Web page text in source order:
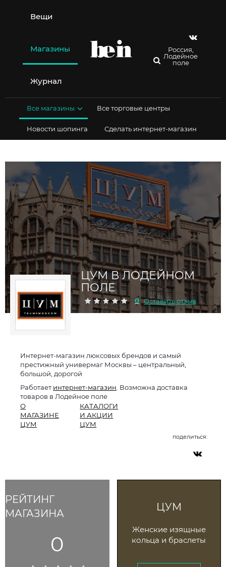
содержимому
Вещи
Магазины
Журнал
Россия,
Лодейное
поле
Все магазины Все торговые центры
Новости шопинга Сделать интернет-магазин
ЦУМ В ЛОДЕЙНОМ
ПОЛЕ
0 Оставить отзыв
РЕЙТИНГ
МАГАЗИНА
0
Интернет-магазин люксовых брендов и самый
престижный универмаг Москвы – центральный,
большой, дорогой
Работаетинтернет-магазин . Возможна доставка
товаров в Лодейное поле
О
МАГАЗИНЕ
ЦУМ
КАТАЛОГИ
И АКЦИИ
ЦУМ
поделиться:
ЦУМ
Женские изящные
кольца и браслеты